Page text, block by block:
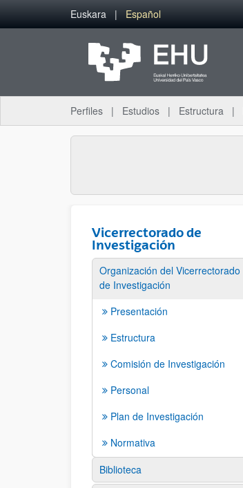
Saltar al contenido principal
Euskara Español
Perfiles Estudios Estructura
Vicerrectorado de
Investigación
Organización del Vicerrectorado
de Investigación
Presentación
Estructura
Comisión de Investigación
Personal
Plan de Investigación
Normativa
Biblioteca